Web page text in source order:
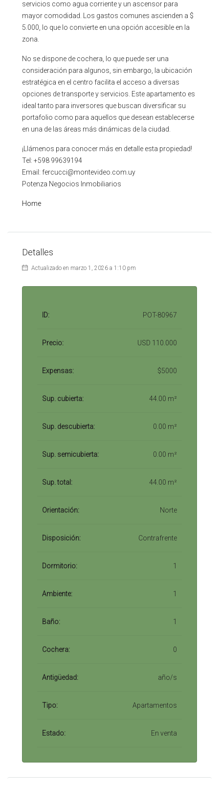
servicios como agua corriente y un ascensor para
mayor comodidad. Los gastos comunes ascienden a $
5.000, lo que lo convierte en una opción accesible en la
zona.
No se dispone de cochera, lo que puede ser una
consideración para algunos, sin embargo, la ubicación
estratégica en el centro facilita el acceso a diversas
opciones de transporte y servicios. Este apartamento es
ideal tanto para inversores que buscan diversificar su
portafolio como para aquellos que desean establecerse
en una de las áreas más dinámicas de la ciudad.
¡Llámenos para conocer más en detalle esta propiedad!
Tel: +598 99639194
Email: fercucci@montevideo.com.uy
Potenza Negocios Inmobiliarios
Home
Detalles
Actualizado en marzo 1, 2026 a 1:10 pm
ID: POT-80967
Precio: USD 110.000
Expensas: $5000
Sup. cubierta: 44.00 m²
Sup. descubierta: 0.00 m²
Sup. semicubierta: 0.00 m²
Sup. total: 44.00 m²
Orientación: Norte
Disposición: Contrafrente
Dormitorio: 1
Ambiente: 1
Baño: 1
Cochera: 0
Antigüedad: año/s
Tipo: Apartamentos
Estado: En venta